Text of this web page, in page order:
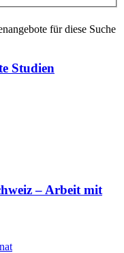
für diese Suche
Studien
– Arbeit mit